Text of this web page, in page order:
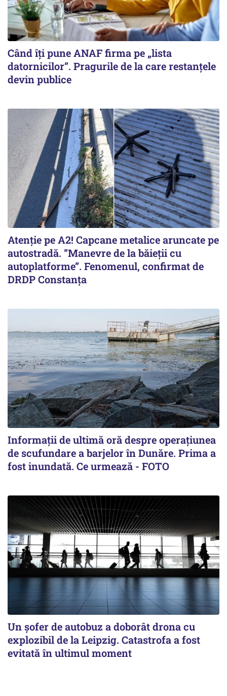
Când îți pune ANAF firma pe „lista
datornicilor”. Pragurile de la care restanțele
devin publice
Atenție pe A2! Capcane metalice aruncate pe
autostradă. ”Manevre de la băieții cu
autoplatforme”. Fenomenul, confirmat de
DRDP Constanța
Informații de ultimă oră despre operațiunea
de scufundare a barjelor în Dunăre. Prima a
fost inundată. Ce urmează - FOTO
Un șofer de autobuz a doborât drona cu
explozibil de la Leipzig. Catastrofa a fost
evitată în ultimul moment